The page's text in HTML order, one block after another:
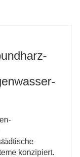
für
unterstützt
die
konzipiert.